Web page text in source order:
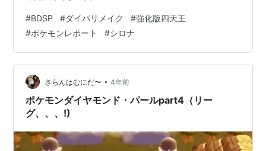
#BDSP #ダイパリメイク #強化版四天王
#ポケモンレポート #シロナ
さらんはむにだ〜 • 4年前
ポケモンダイヤモンド・パールpart4（リー
グ、、、!)